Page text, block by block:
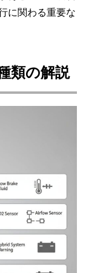
に関わる重要な
類の解説